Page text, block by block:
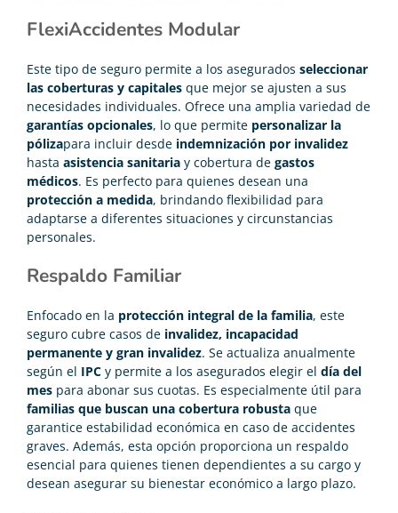
FlexiAccidentes Modular
Este tipo de seguro permite a los asegurados seleccionar
las coberturas y capitales que mejor se ajusten a sus
necesidades individuales. Ofrece una amplia variedad de
garantías opcionales, lo que permite personalizar la
pólizapara incluir desde indemnización por invalidez
hasta asistencia sanitaria y cobertura de gastos
médicos. Es perfecto para quienes desean una
protección a medida, brindando flexibilidad para
adaptarse a diferentes situaciones y circunstancias
personales.
Respaldo Familiar
Enfocado en la protección integral de la familia, este
seguro cubre casos de invalidez, incapacidad
permanente y gran invalidez. Se actualiza anualmente
según el IPC y permite a los asegurados elegir el día del
mes para abonar sus cuotas. Es especialmente útil para
familias que buscan una cobertura robusta que
garantice estabilidad económica en caso de accidentes
graves. Además, esta opción proporciona un respaldo
esencial para quienes tienen dependientes a su cargo y
desean asegurar su bienestar económico a largo plazo.